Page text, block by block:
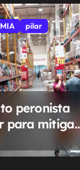
pilar
peronista
para mitigar